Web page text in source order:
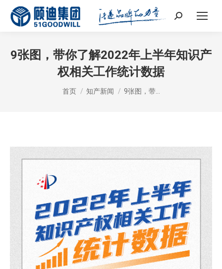
Search:
9张图，带你了解2022年上半年知识产
权相关工作统计数据
您在这里：
首页 知产新闻 9张图，带…